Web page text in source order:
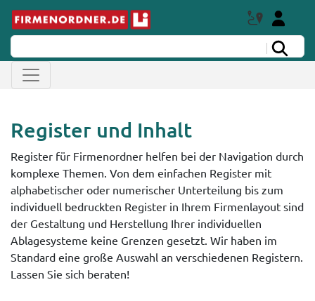
Register und Inhalt
Register für Firmenordner helfen bei der Navigation durch
komplexe Themen. Von dem einfachen Register mit
alphabetischer oder numerischer Unterteilung bis zum
individuell bedruckten Register in Ihrem Firmenlayout sind
der Gestaltung und Herstellung Ihrer individuellen
Ablagesysteme keine Grenzen gesetzt. Wir haben im
Standard eine große Auswahl an verschiedenen Registern.
Lassen Sie sich beraten!